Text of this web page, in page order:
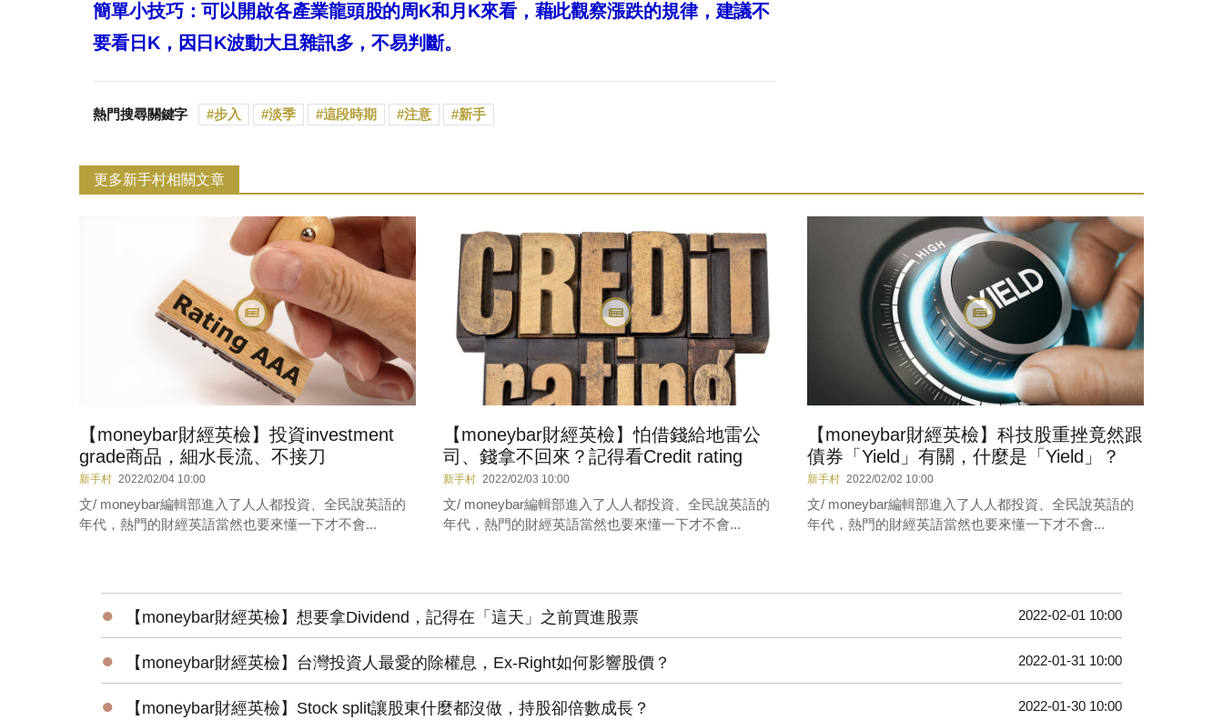
簡單小技巧：可以開啟各產業龍頭股的周K和月K來看，藉此觀察漲跌的規律，建議不
要看日K，因日K波動大且雜訊多，不易判斷。
熱門搜尋關鍵字 步入 淡季 這段時期 注意 新手
更多新手村相關文章
【moneybar財經英檢】投資investment
grade商品，細水長流、不接刀
新手村 2022/02/04 10:00
文/ moneybar編輯部進入了人人都投資、全民說英語的
年代，熱門的財經英語當然也要來懂一下才不會...
【moneybar財經英檢】怕借錢給地雷公
司、錢拿不回來？記得看Credit rating
新手村 2022/02/03 10:00
文/ moneybar編輯部進入了人人都投資、全民說英語的
年代，熱門的財經英語當然也要來懂一下才不會...
【moneybar財經英檢】科技股重挫竟然跟
債券「Yield」有關，什麼是「Yield」？
新手村 2022/02/02 10:00
文/ moneybar編輯部進入了人人都投資、全民說英語的
年代，熱門的財經英語當然也要來懂一下才不會...
● 【moneybar財經英檢】想要拿Dividend，記得在「這天」之前買進股票 2022-02-01 10:00
● 【moneybar財經英檢】台灣投資人最愛的除權息，Ex-Right如何影響股價？ 2022-01-31 10:00
● 【moneybar財經英檢】Stock split讓股東什麼都沒做，持股卻倍數成長？ 2022-01-30 10:00